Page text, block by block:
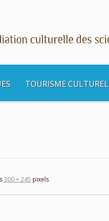
TOURISME CULTUREL
300 × 245 pixels